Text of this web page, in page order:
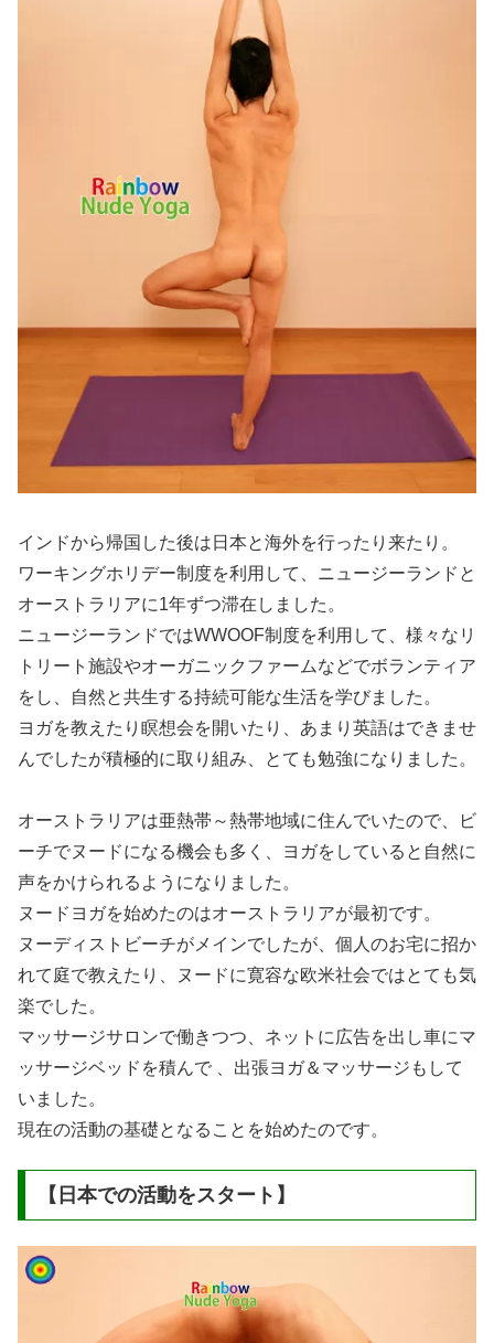
インドから帰国した後は日本と海外を行ったり来たり。
ワーキングホリデー制度を利用して、ニュージーランドと
オーストラリアに1年ずつ滞在しました。
ニュージーランドではWWOOF制度を利用して、様々なリ
トリート施設やオーガニックファームなどでボランティア
をし、自然と共生する持続可能な生活を学びました。
ヨガを教えたり瞑想会を開いたり、あまり英語はできませ
んでしたが積極的に取り組み、とても勉強になりました。
オーストラリアは亜熱帯～熱帯地域に住んでいたので、ビ
ーチでヌードになる機会も多く、ヨガをしていると自然に
声をかけられるようになりました。
ヌードヨガを始めたのはオーストラリアが最初です。
ヌーディストビーチがメインでしたが、個人のお宅に招か
れて庭で教えたり、ヌードに寛容な欧米社会ではとても気
楽でした。
マッサージサロンで働きつつ、ネットに広告を出し車にマ
ッサージベッドを積んで 、出張ヨガ＆マッサージもして
いました。
現在の活動の基礎となることを始めたのです。
【日本での活動をスタート】